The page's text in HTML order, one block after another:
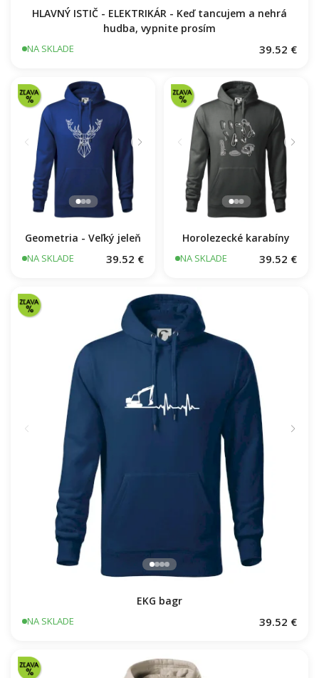
HLAVNÝ ISTIČ - ELEKTRIKÁR - Keď tancujem a nehrá
hudba, vypnite prosím
NA SKLADE 39.52 €
Geometria - Veľký jeleň
NA SKLADE 39.52 €
Horolezecké karabíny
NA SKLADE 39.52 €
EKG bagr
NA SKLADE 39.52 €